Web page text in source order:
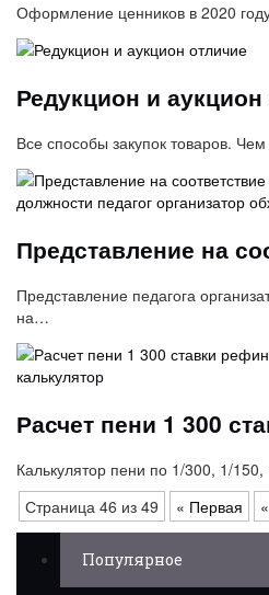
Оформление ценников в 2020
Редукцион и аукцион
Все способы закупок товаров.
Представление на
Представление педагога
на…
Расчет пени 1 300
Калькулятор пени по 1/300, 1/
Страница 46 из 49
« Первая «
Популярное